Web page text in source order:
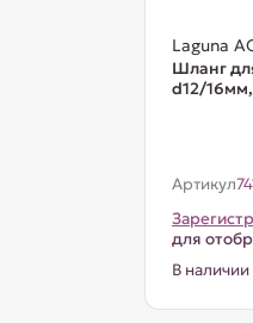
Laguna
Шланг
d12/
Артикул
для
В